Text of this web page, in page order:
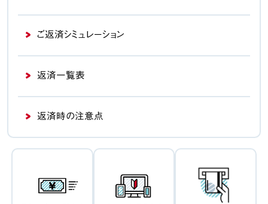
ご返済シミュレーション
返済一覧表
返済時の注意点